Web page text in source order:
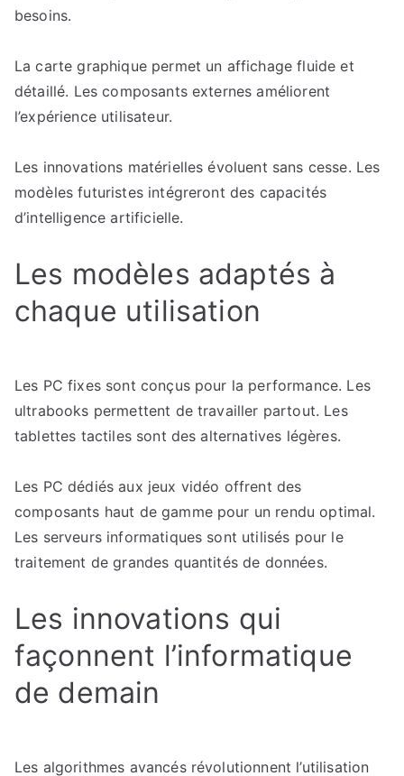
besoins.
La carte graphique permet un affichage fluide et
détaillé. Les composants externes améliorent
l’expérience utilisateur.
Les innovations matérielles évoluent sans cesse. Les
modèles futuristes intégreront des capacités
d’intelligence artificielle.
Les modèles adaptés à
chaque utilisation
Les PC fixes sont conçus pour la performance. Les
ultrabooks permettent de travailler partout. Les
tablettes tactiles sont des alternatives légères.
Les PC dédiés aux jeux vidéo offrent des
composants haut de gamme pour un rendu optimal.
Les serveurs informatiques sont utilisés pour le
traitement de grandes quantités de données.
Les innovations qui
façonnent l’informatique
de demain
Les algorithmes avancés révolutionnent l’utilisation